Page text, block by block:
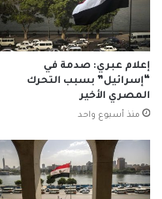
إعلام عبري: صدمة في
“إسرائيل” بسبب التحرك
المصري الأخير
منذ أسبوع واحد